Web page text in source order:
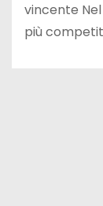
vincente
più